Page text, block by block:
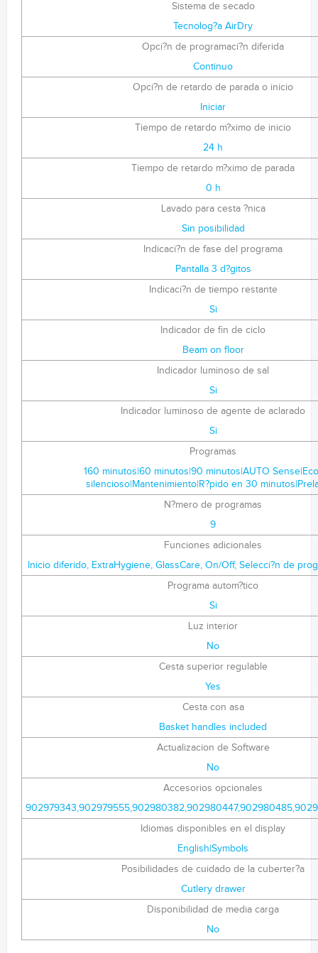
Sistema de secado
Tecnolog?a AirDry
Opci?n de programaci?n diferida
Continuo
Opci?n de retardo de parada o inicio
Iniciar
Tiempo de retardo m?ximo de inicio
24 h
Tiempo de retardo m?ximo de parada
0 h
Lavado para cesta ?nica
Sin posibilidad
Indicaci?n de fase del programa
Pantalla 3 d?gitos
Indicaci?n de tiempo restante
Si
Indicador de fin de ciclo
Beam on floor
Indicador luminoso de sal
Si
Indicador luminoso de agente de aclarado
Si
Programas
160 minutos|60 minutos|90 minutos|AUTO
silencioso|Mantenimiento|R?pido en 30
N?mero de programas
9
Funciones adicionales
Inicio diferido, ExtraHygiene, GlassCare, On/Off, Selecci?n de
Programa autom?tico
Si
Luz interior
No
Cesta superior regulable
Yes
Cesta con asa
Basket handles included
Actualizacion de Software
No
Accesorios opcionales
Idiomas disponibles en el display
English|Symbols
Posibilidades de cuidado de la cuberter?a
Cutlery drawer
Disponibilidad de media carga
No